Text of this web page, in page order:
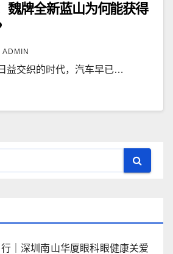
魏牌全新蓝山为何能获得
ADMIN
益交织的时代，汽车早已…
｜深圳南山华厦眼科眼健康关爱